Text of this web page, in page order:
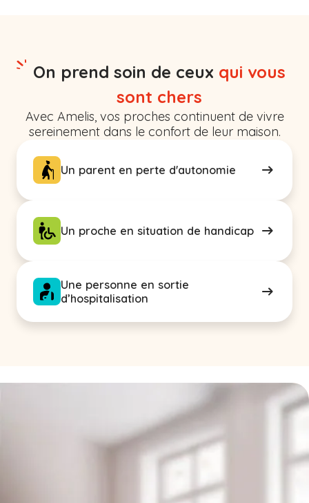
On prend soin de ceux qui vous
sont chers
Avec Amelis, vos proches continuent de vivre
sereinement dans le confort de leur maison.
Un parent en perte d'autonomie
Un proche en situation de handicap
Une personne en sortie
d’hospitalisation